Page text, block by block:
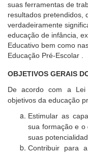
suas ferramentas de
resultados pretendidos,
verdadeiramente
educação de infância,
Educativo bem como
Educação Pré-Escolar .
OBJETIVOS GERAIS
De acordo com a Lei
objetivos da educação
Estimular as
sua formação e o
suas
Contribuir para